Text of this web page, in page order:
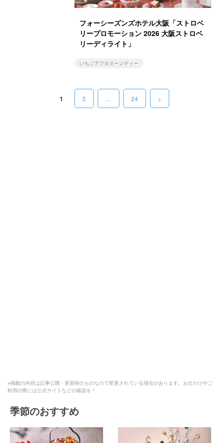
フォーシーズンズホテル大阪「ストロベ
リープロモーション 2026 大阪ストロベ
リーディライト」
いちごアフタヌーンティー
1 2 … 24 >
※掲載の内容は記事公開・更新時のものなので変更されている場合があります。お出かけやご
利用の際には公式サイトなどの確認を！
季節のおすすめ